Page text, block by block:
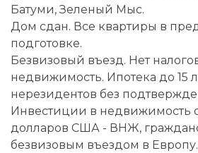
Батуми, Зеленый Мыс.
Дом сдан. Все квартиры в
подготовке.
Безвизовый въезд. Нет
недвижимость. Ипотека до 15
нерезидентов без
Инвестиции в недвижимость
долларов США - ВНЖ,
безвизовым въездом в Европу.